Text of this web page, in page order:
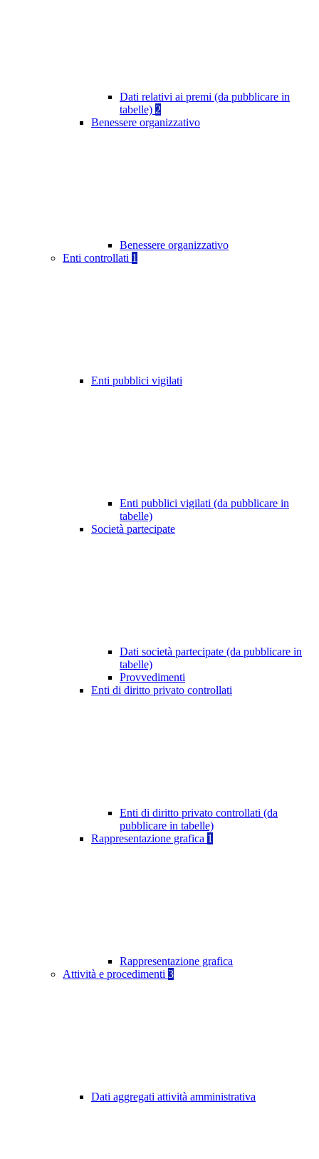
Dati relativi ai premi (da pubblicare in
tabelle) 2
Benessere organizzativo
Benessere organizzativo
Enti controllati 1
Enti pubblici vigilati
Enti pubblici vigilati (da pubblicare in
tabelle)
Società partecipate
Dati società partecipate (da pubblicare in
tabelle)
Provvedimenti
Enti di diritto privato controllati
Enti di diritto privato controllati (da
pubblicare in tabelle)
Rappresentazione grafica 1
Rappresentazione grafica
Attività e procedimenti 3
Dati aggregati attività amministrativa